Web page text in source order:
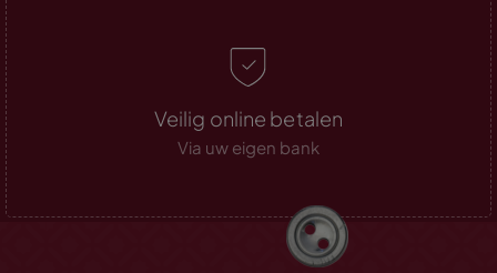
Veilig online betalen
Via uw eigen bank